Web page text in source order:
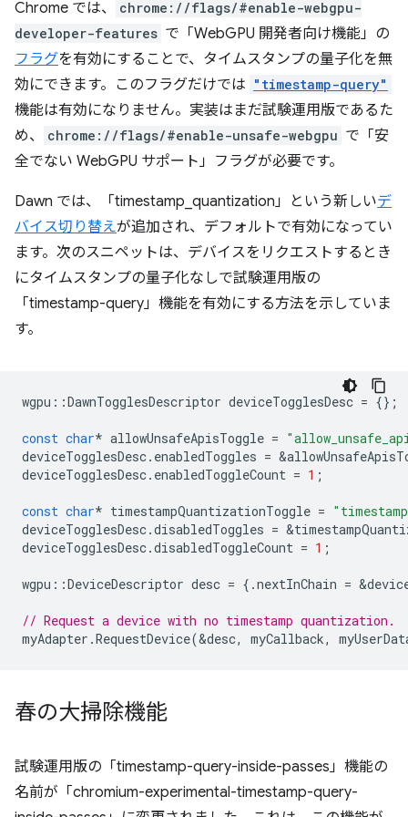
Chrome では、
chrome://flags/#enable-webgpu-
developer-features で「WebGPU 開発者向け機能」の
フラグを有効にすることで、タイムスタンプの量子化を無
効にできます。このフラグだけでは "timestamp-query"
機能は有効になりません。実装はまだ試験運用版であるた
め、
chrome://flags/#enable-unsafe-webgpu で「安
全でない WebGPU サポート」フラグが必要です。
Dawn では、「timestamp_quantization」という新しいデ
バイス切り替えが追加され、デフォルトで有効になってい
ます。次のスニペットは、デバイスをリクエストするとき
にタイムスタンプの量子化なしで試験運用版の
「timestamp-query」機能を有効にする方法を示していま
す。
wgpu ::DawnTogglesDescriptor deviceTogglesDesc = {};
const char* allowUnsafeApisToggle =
deviceTogglesDesc. enabledToggles = &
deviceTogglesDesc. enabledToggleCount = 1 ;
const char* timestampQuantizationToggle =
deviceTogglesDesc.disabledToggles = &
deviceTogglesDesc.disabledToggleCount = 1 ;
wgpu ::DeviceDescriptor desc = {.nextInChain = &
// Request a device with no timestamp quantization.
myAdapter .RequestDevice(&desc, myCallback,
春の大掃除機能
試験運用版の「timestamp-query-inside-passes」機能の
名前が「chromium-experimental-timestamp-query-